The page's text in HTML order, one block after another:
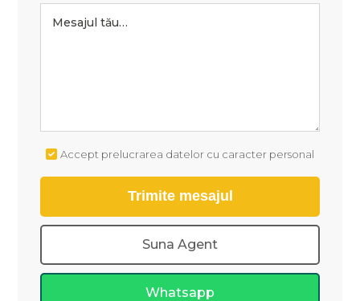
Accept prelucrarea datelor cu caracter personal
Suna Agent
Whatsapp